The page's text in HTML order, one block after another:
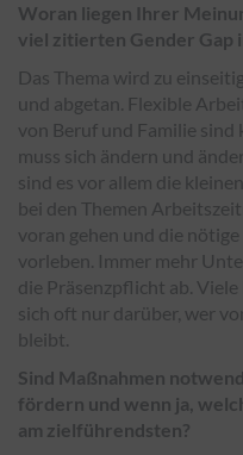
Woran liegen Ihrer
viel zitierten Gender Gap
Das Thema wird zu
und abgetan. Flexible
von Beruf und Familie sind
muss sich ändern und
sind es vor allem die
bei den Themen
voran gehen und die
vorleben. Immer mehr
die Präsenzpflicht ab.
sich oft nur darüber, wer
bleibt.
Sind Maßnahmen
fördern und wenn ja,
am zielführendsten?